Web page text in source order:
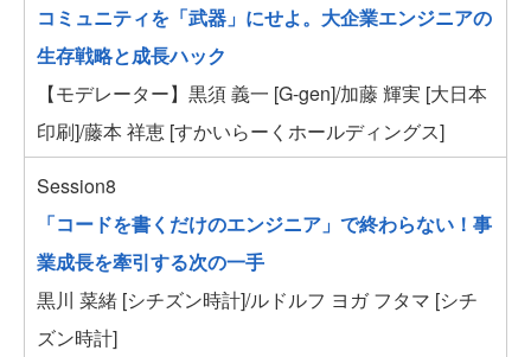
コミュニティを「武器」にせよ。大企業エンジニアの
生存戦略と成長ハック
【モデレーター】黒須 義一 [G-gen]/加藤 輝実 [大日本
印刷]/藤本 祥恵 [すかいらーくホールディングス]
Session8
「コードを書くだけのエンジニア」で終わらない！事
業成長を牽引する次の一手
黒川 菜緒 [シチズン時計]/ルドルフ ヨガ フタマ [シチ
ズン時計]